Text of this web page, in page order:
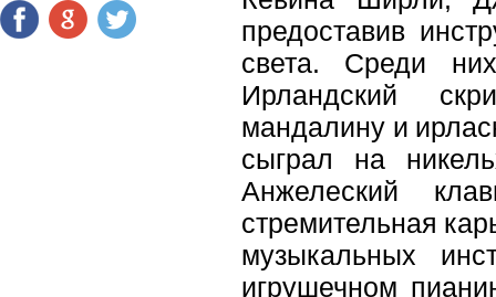
предоставив
света. Среди
Ирландский
мандалину и
сыграл на
Анжелеский
стремительная
музыкальных
игрушечном